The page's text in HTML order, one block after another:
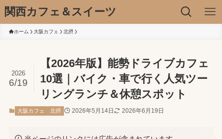
関西カフェ＆スイーツ
ホーム 大阪カフェ 北摂
【2026年版】能勢ドライブカフェ
10選｜バイク・車で行く人気ツー
リングランチ＆休憩スポット
2026
6/19
大阪カフェ 北摂 2026年5月14日 2026年6月19日